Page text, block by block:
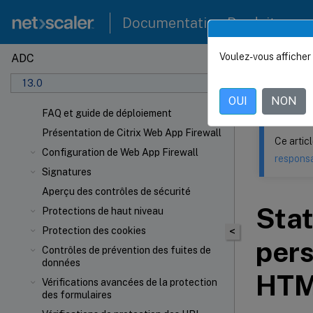
Documentation Produit
ADC
13.0
FAQ et guide de déploiement
Présentation de Citrix Web App Firewall
Configuration de Web App Firewall
Signatures
Aperçu des contrôles de sécurité
Protections de haut niveau
Protection des cookies
Contrôles de prévention des fuites de
données
Vérifications avancées de la protection
des formulaires
Ce contenu a
<
Ce
Voulez-vous
OUI NON